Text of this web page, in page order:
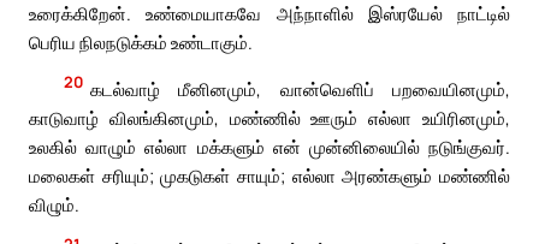
உரைக்கிறேன். உண்மையாகவே அந்நாளில் இஸ்ரயேல் நாட்டில்
பெரிய நிலநடுக்கம் உண்டாகும்.
20 கடல்வாழ் மீனினமும், வான்வெளிப் பறவையினமும்,
காடுவாழ் விலங்கினமும், மண்ணில் ஊரும் எல்லா உயிரினமும்,
உலகில் வாழும் எல்லா மக்களும் என் முன்னிலையில் நடுங்குவர்.
மலைகள் சரியும்; முகடுகள் சாயும்; எல்லா அரண்களும் மண்ணில்
விழும்.